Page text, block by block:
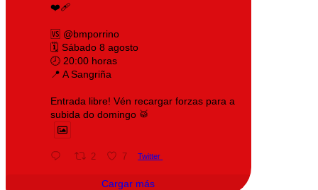
❤️‍🩹
🆚 @bmporrino
🗓️ Sábado 8 agosto
🕗 20:00 horas
📍 A Sangriña
Entrada libre! Vén recargar forzas para a
subida do domingo 🥁
2 7 Twitter
Cargar más